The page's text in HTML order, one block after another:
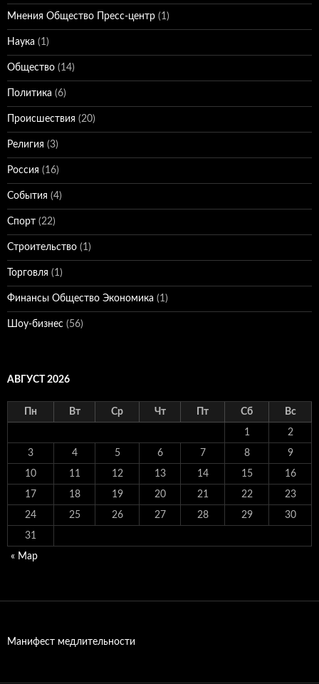
Мнения Общество Пресс-центр (1)
Наука (1)
Общество (14)
Политика (6)
Происшествия (20)
Религия (3)
Россия (16)
События (4)
Спорт (22)
Строительство (1)
Торговля (1)
Финансы Общество Экономика (1)
Шоу-бизнес (56)
АВГУСТ 2026
Пн Вт Ср Чт Пт Сб Вс
1 2
3 4 5 6 7 8 9
10 11 12 13 14 15 16
17 18 19 20 21 22 23
24 25 26 27 28 29 30
31
« Мар
Манифест медлительности